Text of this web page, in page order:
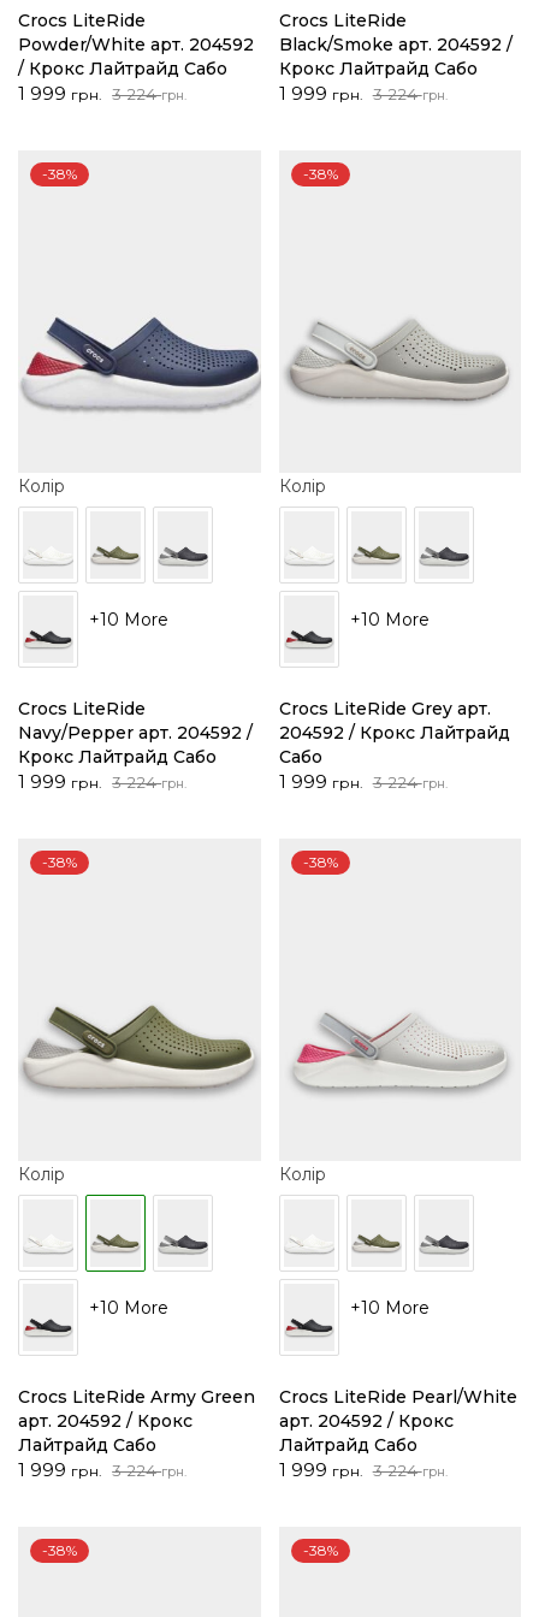
Crocs LiteRide
Powder/White арт. 204592
/ Крокс Лайтрайд Сабо
3 224грн.
Оригінальна
224 грн..
1 999 грн.
Поточна
999 грн..
Crocs LiteRide
Black/Smoke арт. 204592 /
Крокс Лайтрайд Сабо
3 224грн.
Оригінальна
224 грн..
1 999 грн.
Поточна
999 грн..
Колір
+10 More
-38%
Crocs LiteRide
Navy/Pepper арт. 204592 /
Крокс Лайтрайд Сабо
3 224грн.
Оригінальна
224 грн..
1 999 грн.
Поточна
999 грн..
Колір
+10 More
-38%
Crocs LiteRide Grey арт.
204592 / Крокс Лайтрайд
Сабо
3 224грн.
Оригінальна
224 грн..
1 999 грн.
Поточна
999 грн..
Колір
+10 More
-38%
Crocs LiteRide Army Green
арт. 204592 / Крокс
Лайтрайд Сабо
3 224грн.
Оригінальна
224 грн..
1 999 грн.
Поточна
999 грн..
Колір
+10 More
-38%
Crocs LiteRide Pearl/White
арт. 204592 / Крокс
Лайтрайд Сабо
3 224грн.
Оригінальна
224 грн..
1 999 грн.
Поточна
999 грн..
-38% -38%